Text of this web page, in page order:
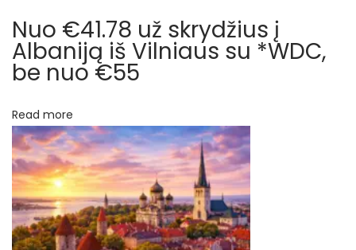
t
a
r
p
į
ž
s
k
y
d
į
į
N
i
u
Nuo €41.78 už skrydžius į
Albaniją iš Vilniaus su *WDC,
be nuo €55
Read more